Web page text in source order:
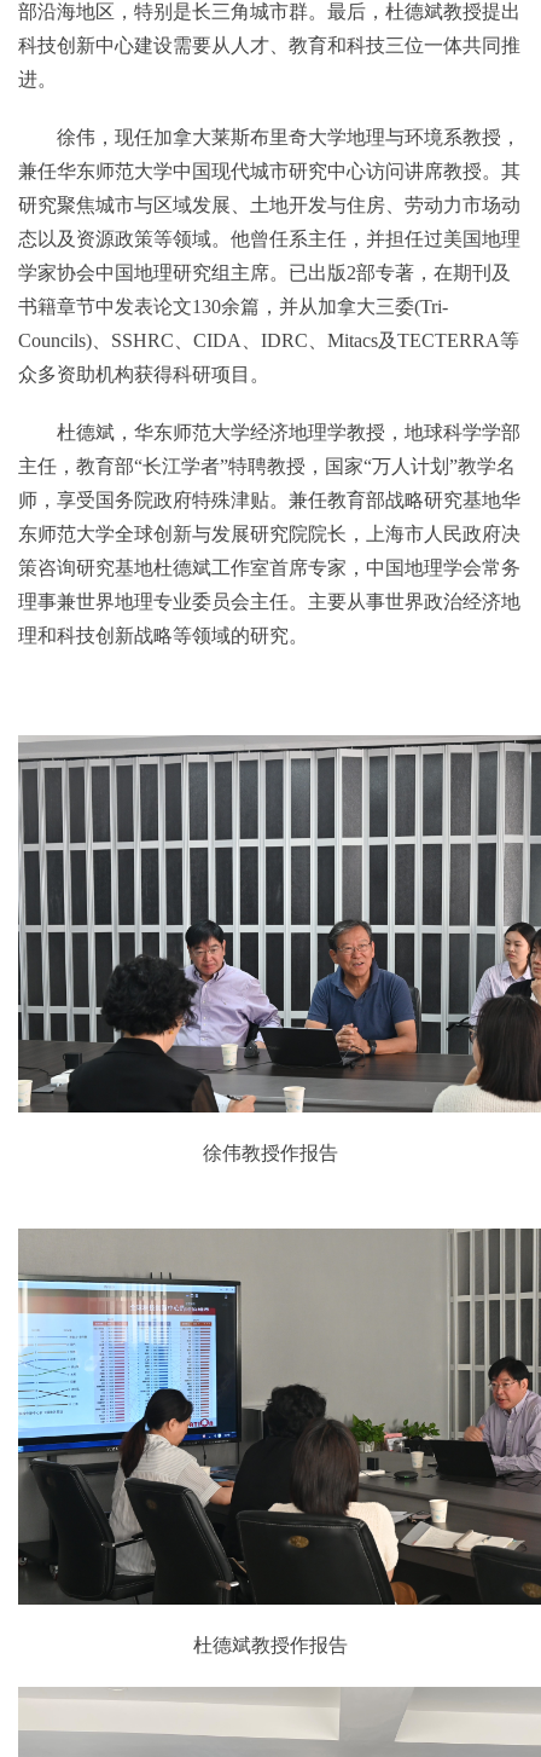
部沿海地区，特别是长三角城市群。最后，杜德斌教授提出
科技创新中心建设需要从人才、教育和科技三位一体共同推
进。
徐伟，现任加拿大莱斯布里奇大学地理与环境系教授，
兼任华东师范大学中国现代城市研究中心访问讲席教授。其
研究聚焦城市与区域发展、土地开发与住房、劳动力市场动
态以及资源政策等领域。他曾任系主任，并担任过美国地理
学家协会中国地理研究组主席。已出版2部专著，在期刊及
书籍章节中发表论文130余篇，并从加拿大三委(Tri-
Councils)、SSHRC、CIDA、IDRC、Mitacs及TECTERRA等
众多资助机构获得科研项目。
杜德斌，华东师范大学经济地理学教授，地球科学学部
主任，教育部“长江学者”特聘教授，国家“万人计划”教学名
师，享受国务院政府特殊津贴。兼任教育部战略研究基地华
东师范大学全球创新与发展研究院院长，上海市人民政府决
策咨询研究基地杜德斌工作室首席专家，中国地理学会常务
理事兼世界地理专业委员会主任。主要从事世界政治经济地
理和科技创新战略等领域的研究。
徐伟教授作报告
杜德斌教授作报告